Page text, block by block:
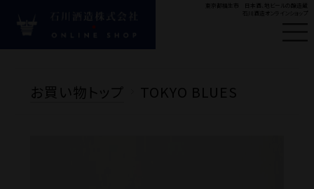
東京都福生市 日本酒、地ビールの醸造蔵
石川酒造オンラインショップ
お買い物トップ TOKYO BLUES